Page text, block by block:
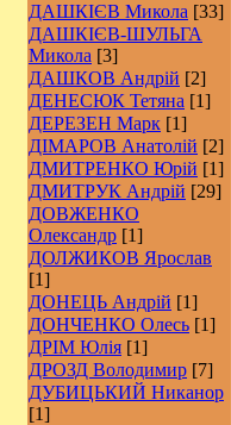
ДАШКІЄВ Микола [33]
ДАШКІЄВ-ШУЛЬГА
Микола [3]
ДАШКОВ Андрій [2]
ДЕНЕСЮК Тетяна [1]
ДЕРЕЗЕН Марк [1]
ДІМАРОВ Анатолій [2]
ДМИТРЕНКО Юрій [1]
ДМИТРУК Андрій [29]
ДОВЖЕНКО
Олександр [1]
ДОЛЖИКОВ Ярослав
[1]
ДОНЕЦЬ Андрій [1]
ДОНЧЕНКО Олесь [1]
ДРІМ Юлія [1]
ДРОЗД Володимир [7]
ДУБИЦЬКИЙ Никанор
[1]